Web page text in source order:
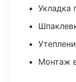
Укладка
Монтаж